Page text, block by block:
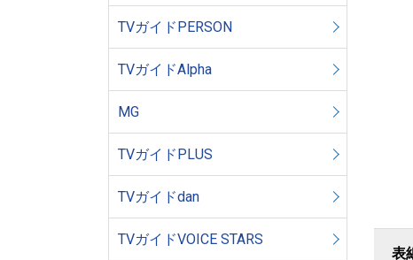
表
TVガイドPERSON
TVガイドAlpha
MG
TVガイドPLUS
TVガイドdan
TVガイドVOICE STARS